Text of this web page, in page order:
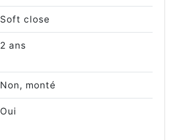
Soft close
2 ans
Non, monté
Oui